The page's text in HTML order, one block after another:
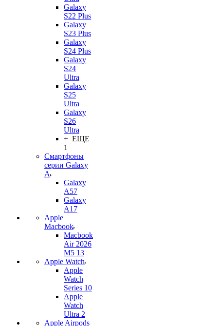
Galaxy
S22 Plus
Galaxy
S23 Plus
Galaxy
S24 Plus
Galaxy
S24
Ultra
Galaxy
S25
Ultra
Galaxy
S26
Ultra
+ ЕЩЕ
1
Смартфоны
серии Galaxy
A
Galaxy
A57
Galaxy
A17
Apple
Macbook
Macbook
Air 2026
M5 13
Apple Watch
Apple
Watch
Series 10
Apple
Watch
Ultra 2
Apple Airpods